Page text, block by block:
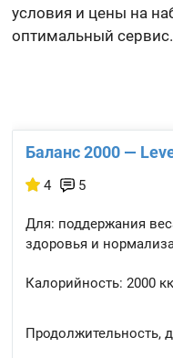
условия и цены на
оптимальный сервис.
Баланс 2000 —
4
5
Для: поддержания
здоровья и
Калорийность: 2000
Продолжительность,